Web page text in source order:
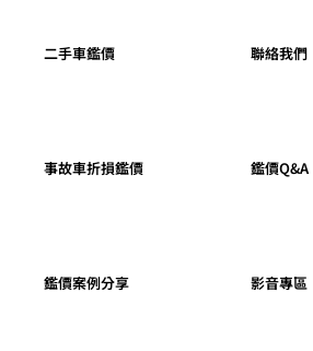
二手車鑑價
事故車折損鑑價
鑑價案例分享
聯絡我們
鑑價Q&A
影音專區